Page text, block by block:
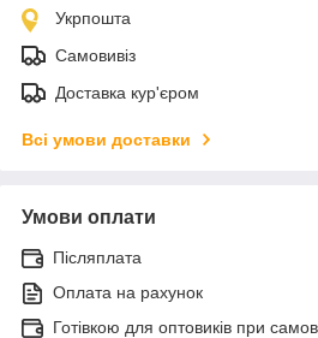
Укрпошта
Самовивіз
Доставка кур'єром
Всі умови доставки
Умови оплати
Післяплата
Оплата на рахунок
Готівкою для оптовиків при